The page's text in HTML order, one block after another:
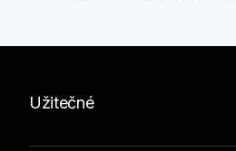
Užitečné